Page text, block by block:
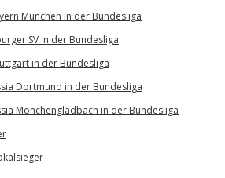
München in der Bundesliga
SV in der Bundesliga
in der Bundesliga
Dortmund in der Bundesliga
Mönchengladbach in der Bundesliga